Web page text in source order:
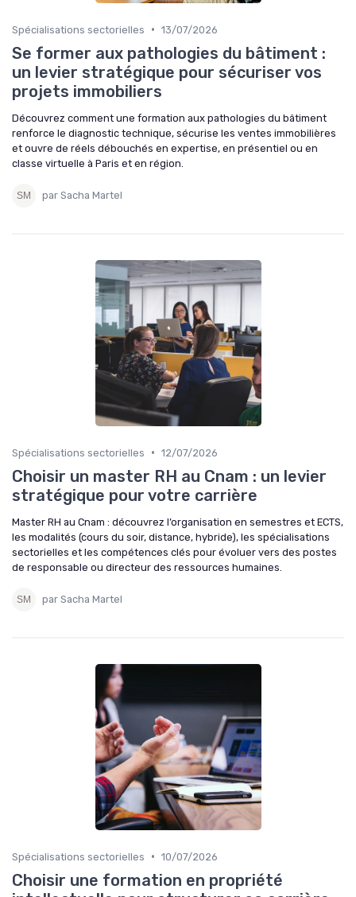
Spécialisations sectorielles • 13/07/2026
Se former aux pathologies du bâtiment :
un levier stratégique pour sécuriser vos
projets immobiliers
Découvrez comment une formation aux pathologies du bâtiment
renforce le diagnostic technique, sécurise les ventes immobilières
et ouvre de réels débouchés en expertise, en présentiel ou en
classe virtuelle à Paris et en région.
par Sacha Martel
Spécialisations sectorielles • 12/07/2026
Choisir un master RH au Cnam : un levier
stratégique pour votre carrière
Master RH au Cnam : découvrez l’organisation en semestres et ECTS,
les modalités (cours du soir, distance, hybride), les spécialisations
sectorielles et les compétences clés pour évoluer vers des postes
de responsable ou directeur des ressources humaines.
par Sacha Martel
Spécialisations sectorielles • 10/07/2026
Choisir une formation en propriété